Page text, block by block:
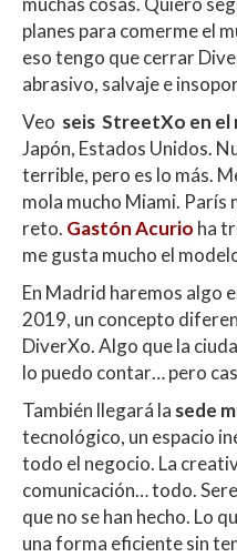
planes para comerme el
eso tengo que cerrar
abrasivo, salvaje e
Veo seis StreetXo en el
Japón, Estados Unidos.
terrible, pero es lo más.
mola mucho Miami. París
reto. Gastón Acurio ha
me gusta mucho el
En Madrid haremos algo
2019, un concepto
DiverXo. Algo que la
lo puedo contar… pero
También llegará la sede
tecnológico, un espacio
todo el negocio. La
comunicación… todo.
que no se han hecho. Lo
una forma eficiente sin